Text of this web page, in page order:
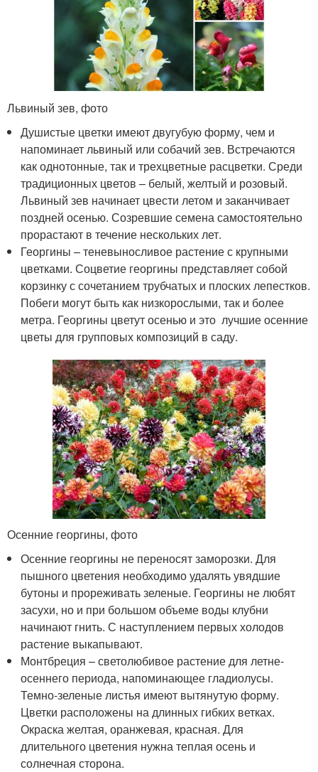
Львиный зев, фото
Душистые цветки имеют двугубую форму, чем и
напоминает львиный или собачий зев. Встречаются
как однотонные, так и трехцветные расцветки. Среди
традиционных цветов – белый, желтый и розовый.
Львиный зев начинает цвести летом и заканчивает
поздней осенью. Созревшие семена самостоятельно
прорастают в течение нескольких лет.
Георгины – теневыносливое растение с крупными
цветками. Соцветие георгины представляет собой
корзинку с сочетанием трубчатых и плоских лепестков.
Побеги могут быть как низкорослыми, так и более
метра. Георгины цветут осенью и это лучшие осенние
цветы для групповых композиций в саду.
Осенние георгины, фото
Осенние георгины не переносят заморозки. Для
пышного цветения необходимо удалять увядшие
бутоны и прореживать зеленые. Георгины не любят
засухи, но и при большом объеме воды клубни
начинают гнить. С наступлением первых холодов
растение выкапывают.
Монтбреция – светолюбивое растение для летне-
осеннего периода, напоминающее гладиолусы.
Темно-зеленые листья имеют вытянутую форму.
Цветки расположены на длинных гибких ветках.
Окраска желтая, оранжевая, красная. Для
длительного цветения нужна теплая осень и
солнечная сторона.